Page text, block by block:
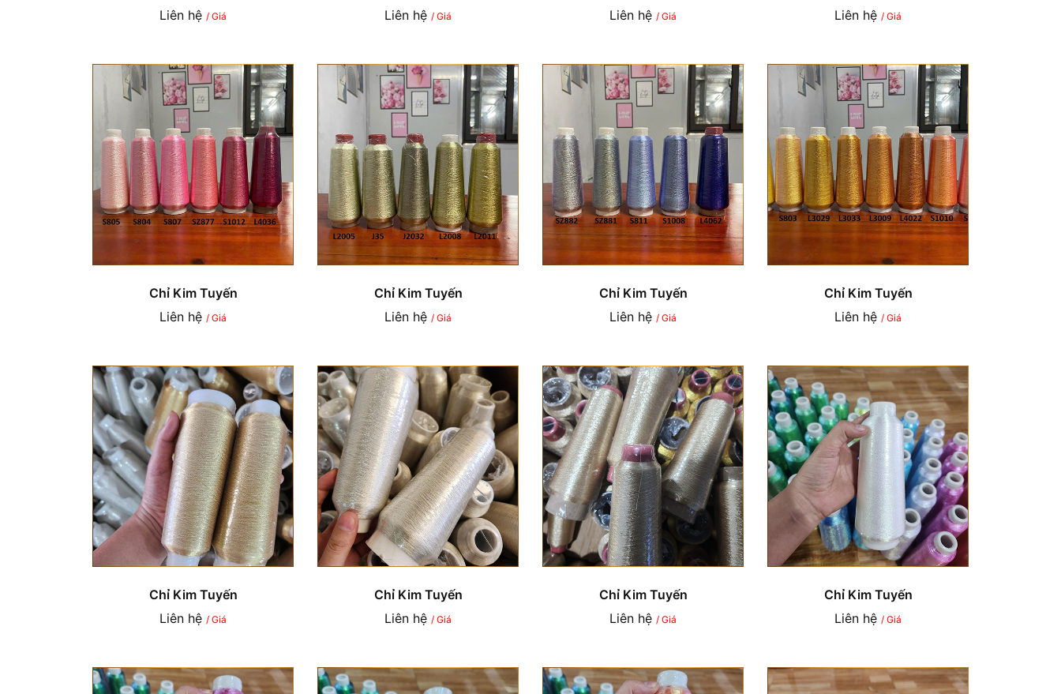
Liên hệ / Giá
Liên hệ / Giá
Liên hệ / Giá
Liên hệ / Giá
Chỉ Kim Tuyến
Liên hệ / Giá
Chỉ Kim Tuyến
Liên hệ / Giá
Chỉ Kim Tuyến
Liên hệ / Giá
Chỉ Kim Tuyến
Liên hệ / Giá
Chỉ Kim Tuyến
Liên hệ / Giá
Chỉ Kim Tuyến
Liên hệ / Giá
Chỉ Kim Tuyến
Liên hệ / Giá
Chỉ Kim Tuyến
Liên hệ / Giá